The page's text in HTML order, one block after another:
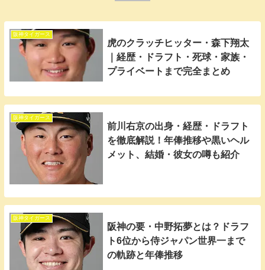
阪神タイガース
虎のクラッチヒッター・森下翔太
｜経歴・ドラフト・死球・家族・
プライベートまで完全まとめ
阪神タイガース
前川右京の出身・経歴・ドラフト
を徹底解説！年俸推移や黒いヘル
メット、結婚・彼女の噂も紹介
阪神タイガース
阪神の要・中野拓夢とは？ドラフ
ト6位から侍ジャパン世界一まで
の軌跡と年俸推移